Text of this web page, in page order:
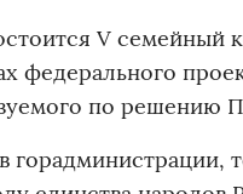
V семейный
федерального
по решению
горадминистрации,